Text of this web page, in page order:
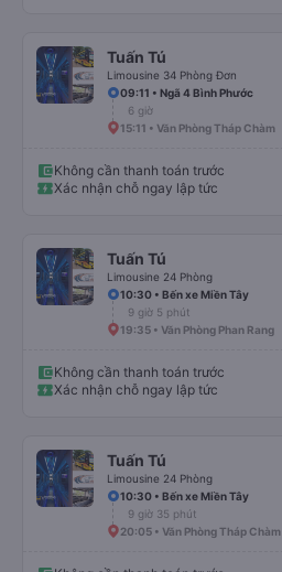
Tuấn Tú
Limousine 34 Phòng Đơn
09:11 • Ngã 4 Bình Phước
6 giờ
15:11 • Văn Phòng Tháp Chàm
Không cần thanh toán trước
Xác nhận chỗ ngay lập tức
Tuấn Tú
Limousine 24 Phòng
10:30 • Bến xe Miền Tây
9 giờ 5 phút
19:35 • Văn Phòng Phan Rang
Không cần thanh toán trước
Xác nhận chỗ ngay lập tức
Tuấn Tú
Limousine 24 Phòng
10:30 • Bến xe Miền Tây
9 giờ 35 phút
20:05 • Văn Phòng Tháp Chàm